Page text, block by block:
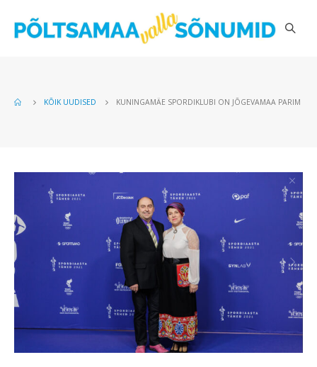
KÕIK UUDISED KUNINGAMÄE SPORDIKLUBI ON JÕGEVAMAA PARIM